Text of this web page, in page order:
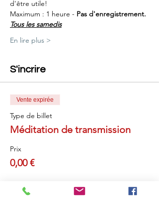
d'être utile!
Maximum : 1 heure - Pas d'enregistrement.
Tous les samedis
En lire plus >
S'incrire
Vente expirée
Type de billet
Méditation de transmission
Prix
0,00 €